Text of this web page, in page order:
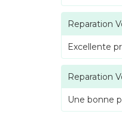
Reparation
Excellente
Reparation
Une bonne